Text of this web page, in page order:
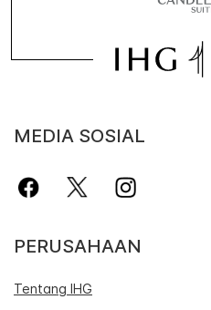
MEDIA SOSIAL
PERUSAHAAN
Tentang IHG